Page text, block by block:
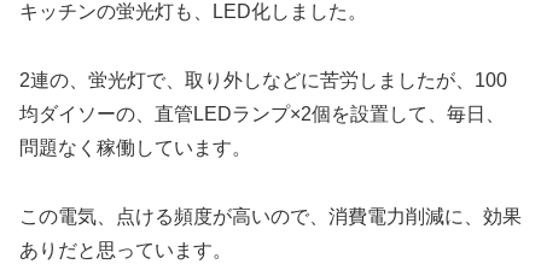
キッチンの蛍光灯も、LED化しました。
2連の、蛍光灯で、取り外しなどに苦労しましたが、100
均ダイソーの、直管LEDランプ×2個を設置して、毎日、
問題なく稼働しています。
この電気、点ける頻度が高いので、消費電力削減に、効果
ありだと思っています。